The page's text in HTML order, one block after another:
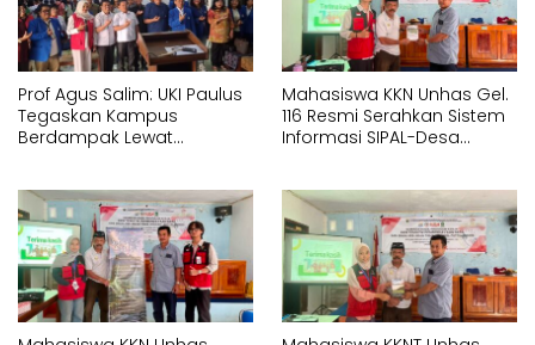
Prof Agus Salim: UKI Paulus
Tegaskan Kampus
Berdampak Lewat
Mahasiswa KKN Unhas Gel.
116 Resmi Serahkan Sistem
Informasi SIPAL-Desa